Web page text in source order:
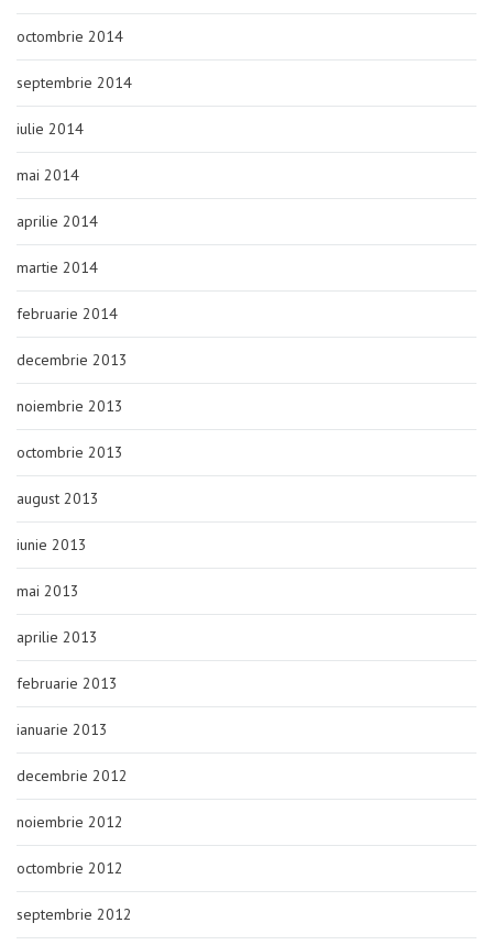
octombrie 2014
septembrie 2014
iulie 2014
mai 2014
aprilie 2014
martie 2014
februarie 2014
decembrie 2013
noiembrie 2013
octombrie 2013
august 2013
iunie 2013
mai 2013
aprilie 2013
februarie 2013
ianuarie 2013
decembrie 2012
noiembrie 2012
octombrie 2012
septembrie 2012